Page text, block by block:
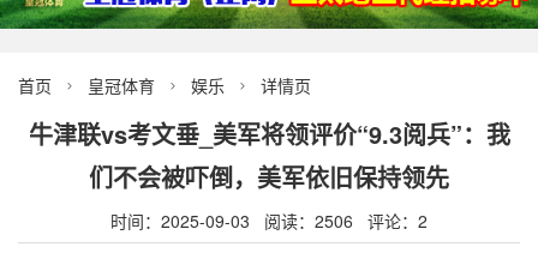
首页  皇冠体育  娱乐  详情页
牛津联vs考文垂_美军将领评价“9.3阅兵”：我
们不会被吓倒，美军依旧保持领先
时间：2025-09-03 阅读：2506 评论：2